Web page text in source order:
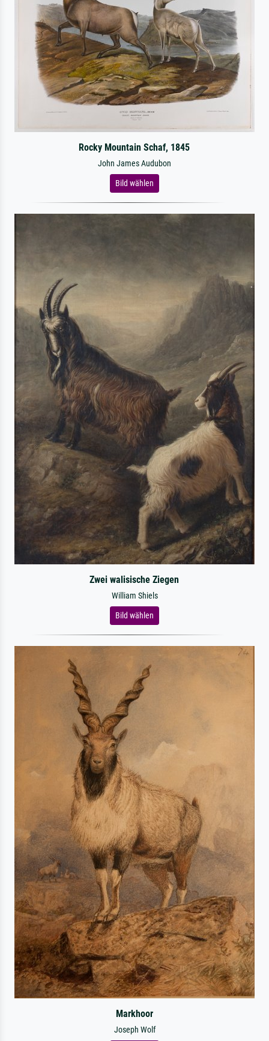
Rocky Mountain Schaf, 1845
John James Audubon
Bild wählen
Zwei walisische Ziegen
William Shiels
Bild wählen
Markhoor
Joseph Wolf